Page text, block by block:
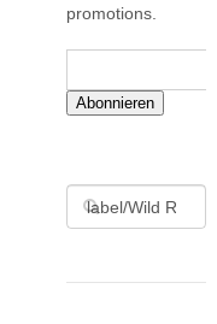
promotions.
Abonnieren